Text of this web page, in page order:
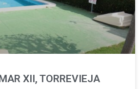
XII, TORREVIEJA